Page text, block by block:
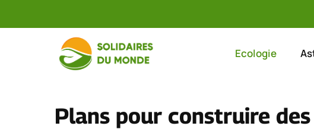
Ecologie
Plans pour construire